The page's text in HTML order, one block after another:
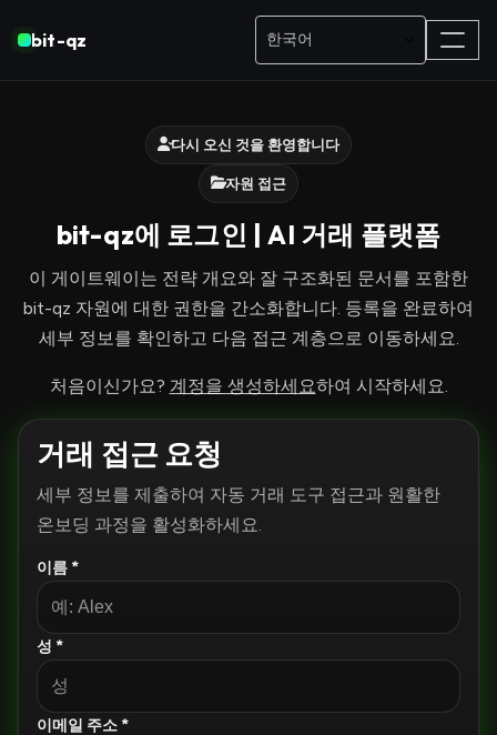
bit-qz
다시 오신 것을 환영합니다
자원 접근
bit-qz에 로그인 | AI 거래 플랫폼
이 게이트웨이는 전략 개요와 잘 구조화된 문서를 포함한
bit-qz 자원에 대한 권한을 간소화합니다. 등록을 완료하여
세부 정보를 확인하고 다음 접근 계층으로 이동하세요.
처음이신가요? 계정을 생성하세요하여 시작하세요.
거래 접근 요청
세부 정보를 제출하여 자동 거래 도구 접근과 원활한
온보딩 과정을 활성화하세요.
이름 *
성 *
이메일 주소 *